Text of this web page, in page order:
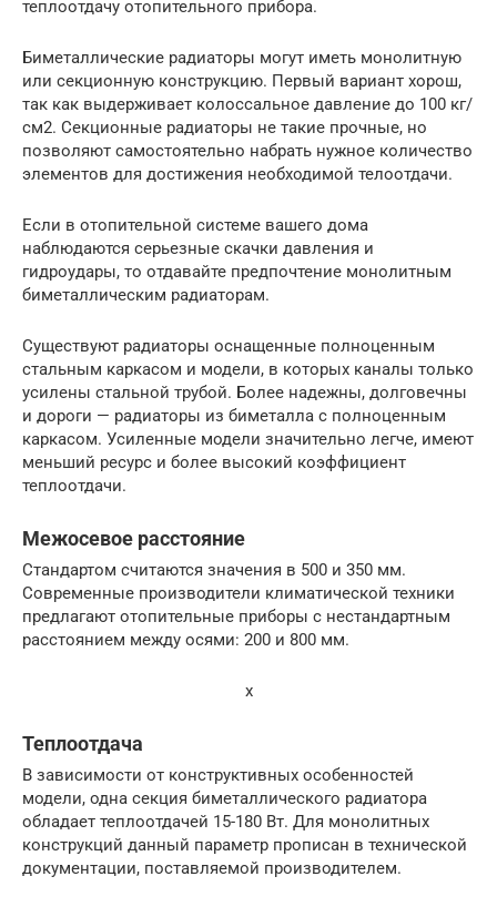
теплоотдачу отопительного прибора.
Биметаллические радиаторы могут иметь монолитную
или секционную конструкцию. Первый вариант хорош,
так как выдерживает колоссальное давление до 100 кг/
см2. Секционные радиаторы не такие прочные, но
позволяют самостоятельно набрать нужное количество
элементов для достижения необходимой телоотдачи.
Если в отопительной системе вашего дома
наблюдаются серьезные скачки давления и
гидроудары, то отдавайте предпочтение монолитным
биметаллическим радиаторам.
Существуют радиаторы оснащенные полноценным
стальным каркасом и модели, в которых каналы только
усилены стальной трубой. Более надежны, долговечны
и дороги — радиаторы из биметалла с полноценным
каркасом. Усиленные модели значительно легче, имеют
меньший ресурс и более высокий коэффициент
теплоотдачи.
Межосевое расстояние
Стандартом считаются значения в 500 и 350 мм.
Современные производители климатической техники
предлагают отопительные приборы с нестандартным
расстоянием между осями: 200 и 800 мм.
x
Теплоотдача
В зависимости от конструктивных особенностей
модели, одна секция биметаллического радиатора
обладает теплоотдачей 15-180 Вт. Для монолитных
конструкций данный параметр прописан в технической
документации, поставляемой производителем.